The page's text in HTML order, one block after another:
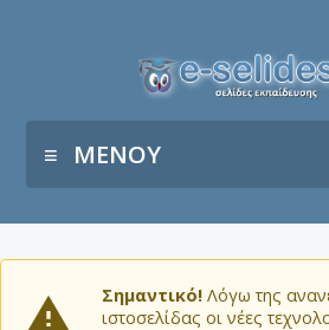
ΜΕΝΟΥ
Σημαντικό! Λόγω της
ιστοσελίδας οι νέες